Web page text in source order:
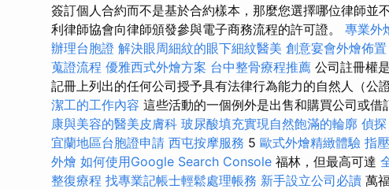
簽訂個人合約而不是基於合約樣本，那麼您選擇哪位律師並
利律師協會向律師頒發參與電子商務流程的許可證。 專業外
辦理台胞證 解決眼周細紋的眼下細紋醫美 創意宴會外燴佈置
蒐證流程 優雅西式外燴方案 台中整骨療程推薦 公司註冊權
記冊上列出的任何公司授予具有法律行為能力的自然人（公
潔工的工作內容 這些活動的一個例外是出售和購買公司或
康與美容的醫美皮膚科 玻尿酸填充實現自然飽滿的輪廓 偵探
宜蘭地區台胞證申請 西屯按摩服務 5 歐式外燴精緻體驗 指
外燴 如何使用Google Search Console 福林，但最高可達
整復療程 找專業記帳士輕鬆處理帳務 新手設立公司必讀 萬